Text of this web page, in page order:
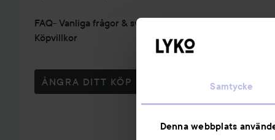
Samtycke
Denna webbplats
FAQ- Vanliga frågor & svar
Köpvillkor
ÅNGRA DITT KÖP